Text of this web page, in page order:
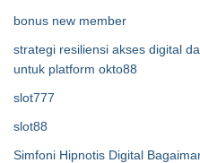
bonus new member
strategi resiliensi akses digital
untuk platform okto88
slot777
slot88
Simfoni Hipnotis Digital